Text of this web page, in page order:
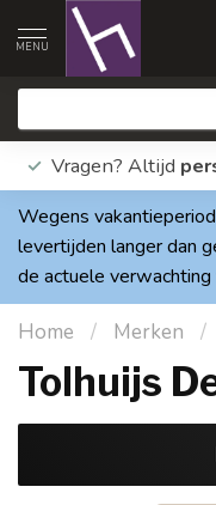
MENU
Vragen? Altijd
Wegens
levertijden langer dan
de actuele verwachting
Home / Merken /
Tolhuijs